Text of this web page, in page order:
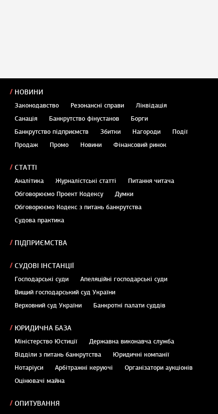
НОВИНИ
Законодавство Резонансні справи
Ліквідація
Санація
Банкрутство фінустанов
Борги
Банкрутство підприємств
Збитки Нагороди
Події
Продаж
Промо Новини Фінансовий ринок
СТАТТІ
Аналітика Журналістські статті
Питання читача
Обговорюємо Проект Кодексу
Думки
Обговорюємо Кодекс з питань банкрутства
Судова практика
ПІДПРИЄМСТВА
СУДОВІ ІНСТАНЦІЇ
Господарські суди
Апеляційні господарські суди
Вищий господарський суд України
Верховний суд України
Банкротні палати суддів
ЮРИДИЧНА БАЗА
Міністерство Юстиції
Державна виконавча служба
Відділи з питань банкрутства
Юридичні компанії
Нотаріуси
Арбітражні керуючі
Організатори аукціонів
Оцінювачі майна
ОПИТУВАННЯ